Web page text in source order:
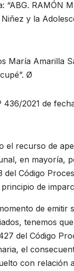
“ABG. RAMÓN
y la
María Amarilla
Ø
2021 de
el recurso de
en mayoría,
del Código
de
de
tenemos
del Código
el
con relación